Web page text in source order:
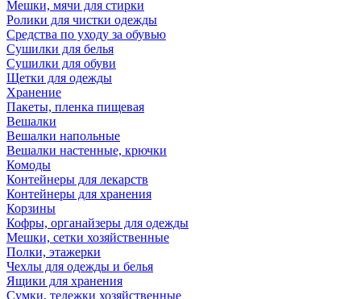
Мешки, мячи для стирки
Ролики для чистки одежды
Средства по уходу за обувью
Сушилки для белья
Сушилки для обуви
Щетки для одежды
Хранение
Пакеты, пленка пищевая
Вешалки
Вешалки напольные
Вешалки настенные, крючки
Комоды
Контейнеры для лекарств
Контейнеры для хранения
Корзины
Кофры, органайзеры для одежды
Мешки, сетки хозяйственные
Полки, этажерки
Чехлы для одежды и белья
Ящики для хранения
Сумки, тележки хозяйственные